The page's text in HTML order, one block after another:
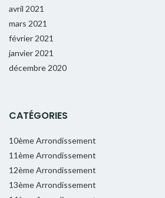
avril 2021
mars 2021
février 2021
janvier 2021
décembre 2020
CATÉGORIES
10ème Arrondissement
11ème Arrondissement
12ème Arrondissement
13ème Arrondissement